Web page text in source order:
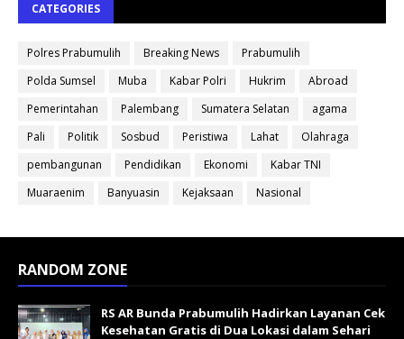
CATEGORIES
Polres Prabumulih Breaking News
Prabumulih
Polda Sumsel
Muba Kabar Polri Hukrim
Abroad
Pemerintahan
Palembang Sumatera Selatan
agama
Pali
Politik Sosbud Peristiwa Lahat
Olahraga
pembangunan
Pendidikan Ekonomi
Kabar TNI
Muaraenim
Banyuasin Kejaksaan Nasional
RANDOM ZONE
RS AR Bunda Prabumulih Hadirkan Layanan Cek
Kesehatan Gratis di Dua Lokasi dalam Sehari